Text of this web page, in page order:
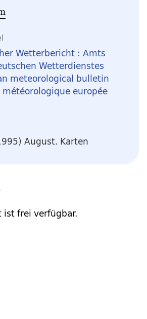
Wetterbericht : Amts
Wetterdienstes
meteorological bulletin
europée
August. Karten
ist frei verfügbar.